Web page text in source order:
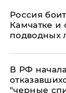
Россия
Камчатке и
подводных
​В РФ
"черные